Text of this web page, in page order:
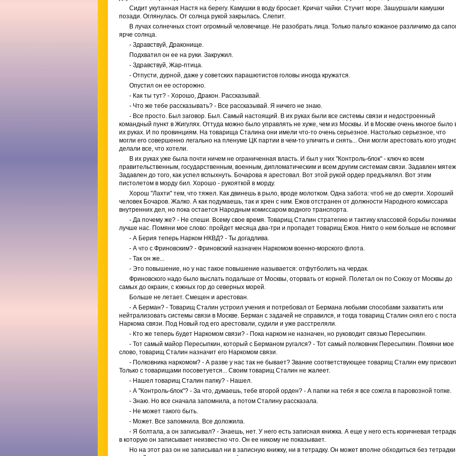
Сидит укутанная Настя на берегу. Камушки в воду бросает. Кричат чайки. Стучит море. Зашуршали камушки
позади. Оглянулась. От солнца рукой закрылась. Слепит.
В лучах солнечных стоит огромный человечище. Не разобрать лица. Только пальто кожаное различимо да
ярче солнца.
- Здравствуй, Драконище.
Подхватил он ее на руки. Закружил.
- Здравствуй, Жар-птица.
- Отпусти, дурной, даже у советских парашютистов головы иногда кружатся.
Опустил он ее осторожно.
- Как ты тут? - Хорошо, Дракон. Рассказывай.
- Что же тебе рассказывать? - Все рассказывай. Я ничего не знаю.
- Все просто. Был заговор. Был. Самый настоящий. В их руках были все системы связи и недостроенный
командный пункт в Жигулях. Оттуда можно было управлять не хуже, чем из Москвы. И в Москве очень многое было
их руках. И по провинциям. На товарища Сталина они имели что-то очень серьезное. Настолько серьезное, что
могли его совершенно легально на пленуме ЦК партии в чем-то уличить и снять... Они могли арестовать кого
делали все, что хотели.
В их руках уже была почти ничем не ограниченная власть. И был у них "Контроль-блок" - ключ ко всем
правительственным, государственным, военным, дипломатическим и всем другим системам связи. Задавлен
Задавлен до того, как успел вспыхнуть. Бочарова я арестовал. Вот этой рукой ордер предъявлял. Вот этим
пистолетом в морду бил. Хорошо - рукояткой в морду.
Хорош "Лахти" тем, что тяжел. Как двинешь в рыло, вроде молотком. Одна забота: чтоб не до смерти. Хороший
человек Бочаров. Жалко. А как подумаешь, так и хрен с ним. Ежов отстранен от должности Народного комиссара
внутренних дел, но пока остается Народным комиссаром водного транспорта.
- Да почему же? - Не спеши. Всему свое время. Товарищ Сталин стратегию и тактику классовой борьбы
лучше нас. Помяни мое слово: пройдет месяца два-три и пропадет товарищ Ежов. Никто о нем больше не
- А Берия теперь Нарком НКВД? - Ты догадлива.
- А что с Фриновским? - Фриновский назначен Наркомом военно-морского флота.
- Так он же...
- Это повышение, но у нас такое повышение называется: отфутболить на чердак.
Фриновского надо было выслать подальше от Москвы, оторвать от корней. Полетал он по Союзу от Москвы до
самых до окраин, с южных гор до северных морей.
Больше не летает. Смещен и арестован.
- А Берман? - Товарищ Сталин устроил учения и потребовал от Бермана любыми способами захватить или
нейтрализовать системы связи в Москве. Берман с задачей не справился, и тогда товарищ Сталин снял его с поста
Наркома связи. Под Новый год его арестовали, судили и уже расстреляли.
- Кто же теперь будет Наркомом связи? - Пока нарком не назначен, но руководит связью Пересыпкин.
- Тот самый майор Пересыпкин, который с Берманом ругался? - Тот самый полковник Пересыпкин. Помяни мое
слово, товарищ Сталин назначит его Наркомом связи.
- Полковника наркомом? - А разве у нас так не бывает? Звание соответствующее товарищ Сталин ему
Только с товарищами посоветуется... Своим товарищ Сталин не жалеет.
- Нашел товарищ Сталин папку? - Нашел.
- А "Контроль-блок"? - За что, думаешь, тебе второй орден? - А папки на тебя я все сожгла в паровозной топке.
- Знаю. Но все сначала запомнила, а потом Сталину рассказала.
- Не может такого быть.
- Может. Все запомнила. Все доложила.
- Я болтала, а он записывал? - Знаешь, нет. У него есть записная книжка. А еще у него есть коричневая
в которую он записывает неизвестно что. Он ее никому не показывает.
Но на этот раз он не записывал ни в записную книжку, ни в тетрадку. Он может вполне обходиться без